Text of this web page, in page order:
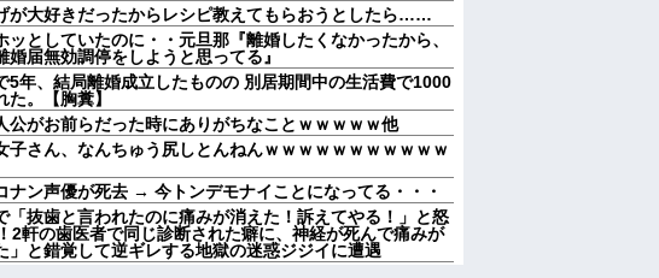
が大好きだったからレシピ教えてもらおうとしたら……
ッとしていたのに・・元旦那『離婚したくなかったから、
届無効調停をしようと思ってる』
年、結局離婚成立したものの 別居期間中の生活費で1000
。【胸糞】
公がお前らだった時にありがちなことｗｗｗｗｗ他
子さん、なんちゅう尻しとんねんｗｗｗｗｗｗｗｗｗｗｗ
ナン声優が死去 → 今トンデモナイことになってる・・・
「抜歯と言われたのに痛みが消えた！訴えてやる！」と怒
2軒の歯医者で同じ診断された癖に、神経が死んで痛みが
」と錯覚して逆ギレする地獄の迷惑ジジイに遭遇